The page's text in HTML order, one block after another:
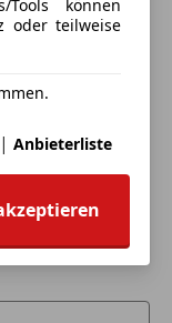
mit
mit
Tools können
oder teilweise
| Anbieterliste